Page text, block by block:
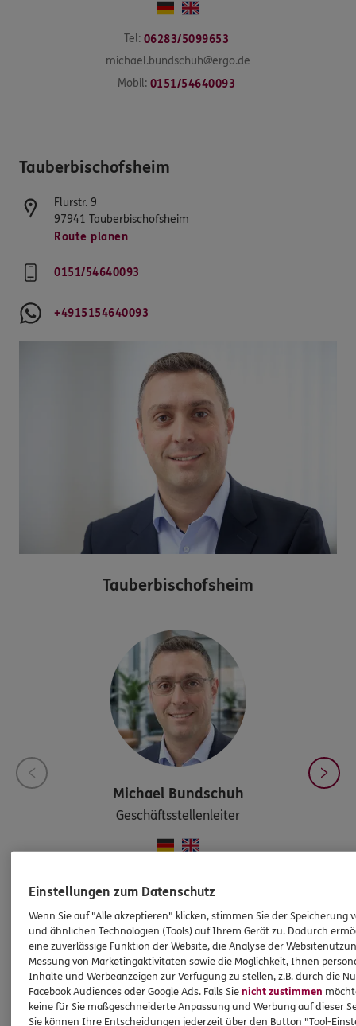
Tel: 06283/5099653
michael.bundschuh@ergo.de
Mobil: 0151/54640093
Tauberbischofsheim
Flurstr. 9
97941 Tauberbischofsheim
Route planen
0151/54640093
+4915154640093
Tauberbischofsheim
Michael Bundschuh
Geschäftsstellenleiter
michael.bundschuh@ergo.de
Mobil: 0151/54640093
KUNDENZUFRIEDENHEIT
Einstellungen zum Datenschutz
Wenn Sie auf "Alle akzeptieren" klicken, stimmen Sie der Speicherung
und ähnlichen Technologien (Tools) auf Ihrem Gerät zu. Dadurch
eine zuverlässige Funktion der Website, die Analyse der
Messung von Marketingaktivitäten sowie die Möglichkeit, Ihnen
Inhalte und Werbeanzeigen zur Verfügung zu stellen, z.B. durch die
Facebook Audiences oder Google Ads. Falls Sienicht zustimmen
keine für Sie maßgeschneiderte Anpassung und Werbung auf dieser
Sie können Ihre Entscheidungen jederzeit über den Button "Tool-